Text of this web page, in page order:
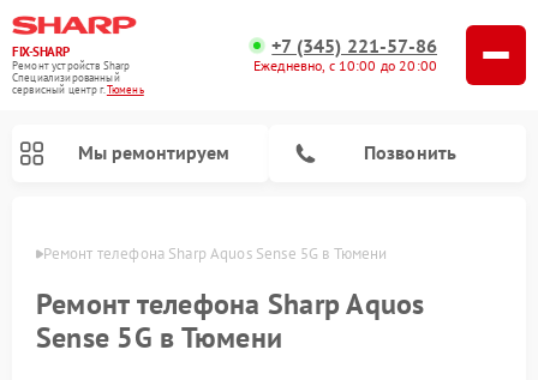
FIX-SHARP
Ремонт устройств Sharp
Специализированный
cервисный центр г.Тюмень
+7 (345) 221-57-86
Ежедневно, с 10:00 до 20:00
Мы ремонтируем Позвонить
Ремонт телефона Sharp Aquos Sense 5G в Тюмени
Ремонт телефона Sharp Aquos
Sense 5G в Тюмени